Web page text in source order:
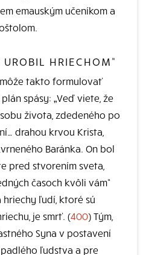
emauským učeníkom a
HRIECHOM“
takto formulovať
spásy: „Veď viete, že
života, zdedeného po
drahou krvou Krista,
Baránka. On bol
pred stvorením sveta,
časoch kvôli vám“
hriechy ľudí, ktoré sú
je smrť. (400) Tým,
Syna v postavení
ľudstva a pre